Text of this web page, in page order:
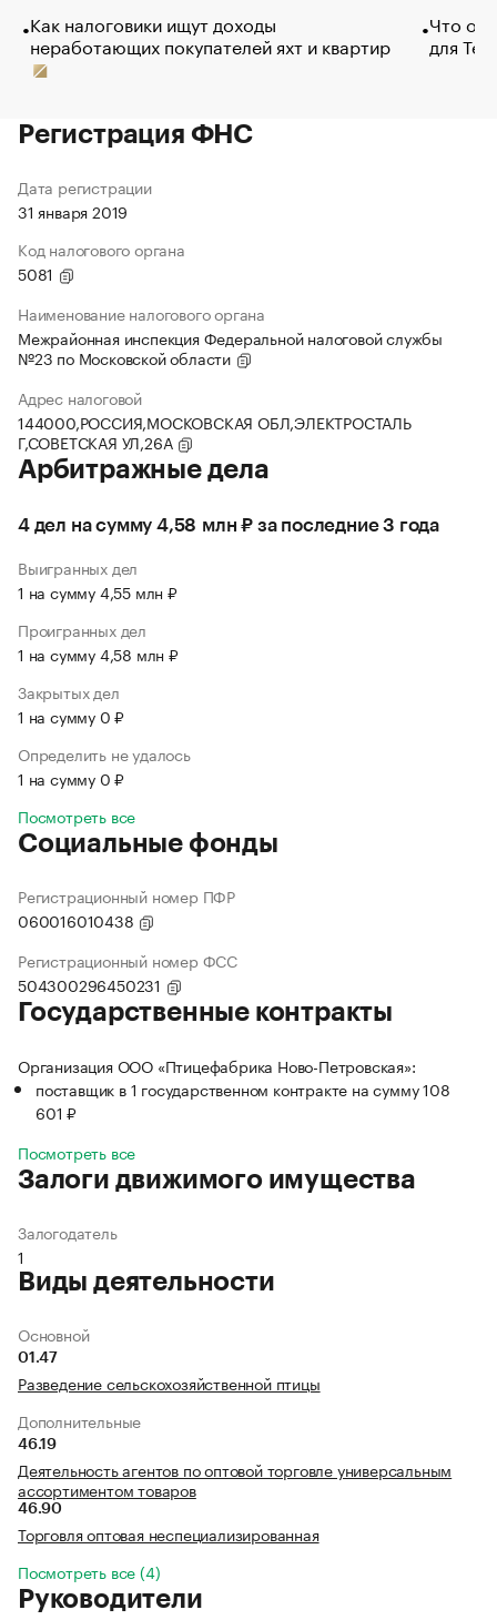
Как налоговики ищут доходы
неработающих покупателей яхт и квартир
Что
для
Регистрация ФНС
Дата регистрации
31 января 2019
Код налогового органа
5081
Наименование налогового органа
Межрайонная инспекция Федеральной налоговой службы
№23 по Московской области
Адрес налоговой
144000,РОССИЯ,МОСКОВСКАЯ ОБЛ,ЭЛЕКТРОСТАЛЬ
Г,СОВЕТСКАЯ УЛ,26А
Арбитражные дела
4 дел на сумму 4,58 млн ₽ за последние 3 года
Выигранных дел
1 на сумму 4,55 млн ₽
Проигранных дел
1 на сумму 4,58 млн ₽
Закрытых дел
1 на сумму 0 ₽
Определить не удалось
1 на сумму 0 ₽
Посмотреть все
Социальные фонды
Регистрационный номер ПФР
060016010438
Регистрационный номер ФСС
504300296450231
Государственные контракты
Организация ООО «Птицефабрика Ново-Петровская»:
поставщик в 1 государственном контракте на сумму 108
601 ₽
Посмотреть все
Залоги движимого имущества
Залогодатель
1
Виды деятельности
Основной
01.47
Разведение сельскохозяйственной птицы
Дополнительные
46.19
Деятельность агентов по оптовой торговле универсальным
ассортиментом товаров
46.90
Торговля оптовая неспециализированная
Посмотреть все (4)
Руководители